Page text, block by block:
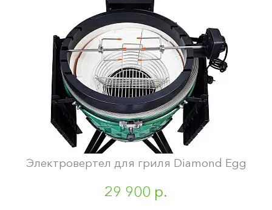
Электровертел для гриля Diamond Egg
29 900 р.